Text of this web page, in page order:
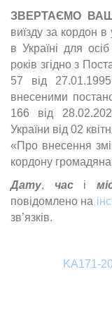
ЗВЕРТАЄМО
виїзду за кордон
в Україні для
років згідно з
57 від
внесеними
166 від
України від 02
«Про внесення
кордону
Дату, часі
повідомлено на
зв’язків.
KA171-